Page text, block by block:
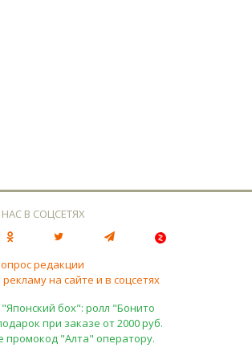
В СОЦСЕТЯХ
редакции
на сайте и в соцсетях
бох": ролл "Бонито
при заказе от 2000 руб.
промокод "Алта" оператору.